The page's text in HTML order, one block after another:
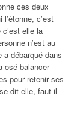
ces deux
c’est
elle la
n’est au
a débarqué dans
osé balancer
pour retenir ses
dit-elle, faut-il